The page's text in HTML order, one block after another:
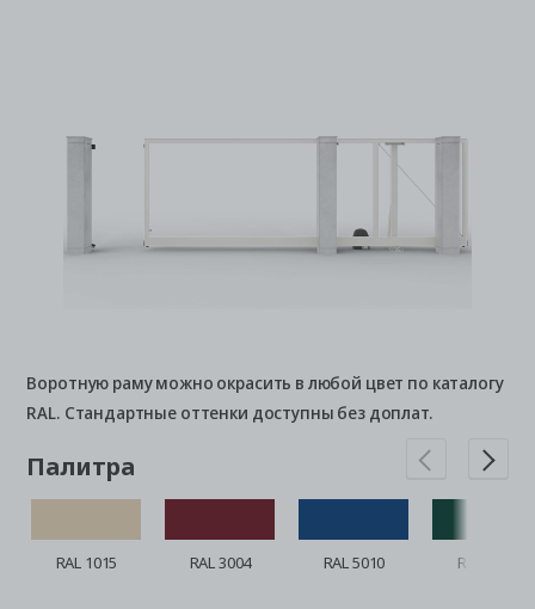
Воротную раму можно окрасить в любой цвет по каталогу
RAL. Стандартные оттенки доступны без доплат.
Палитра
RAL 1015 RAL 3004 RAL 5010 RAL 6005